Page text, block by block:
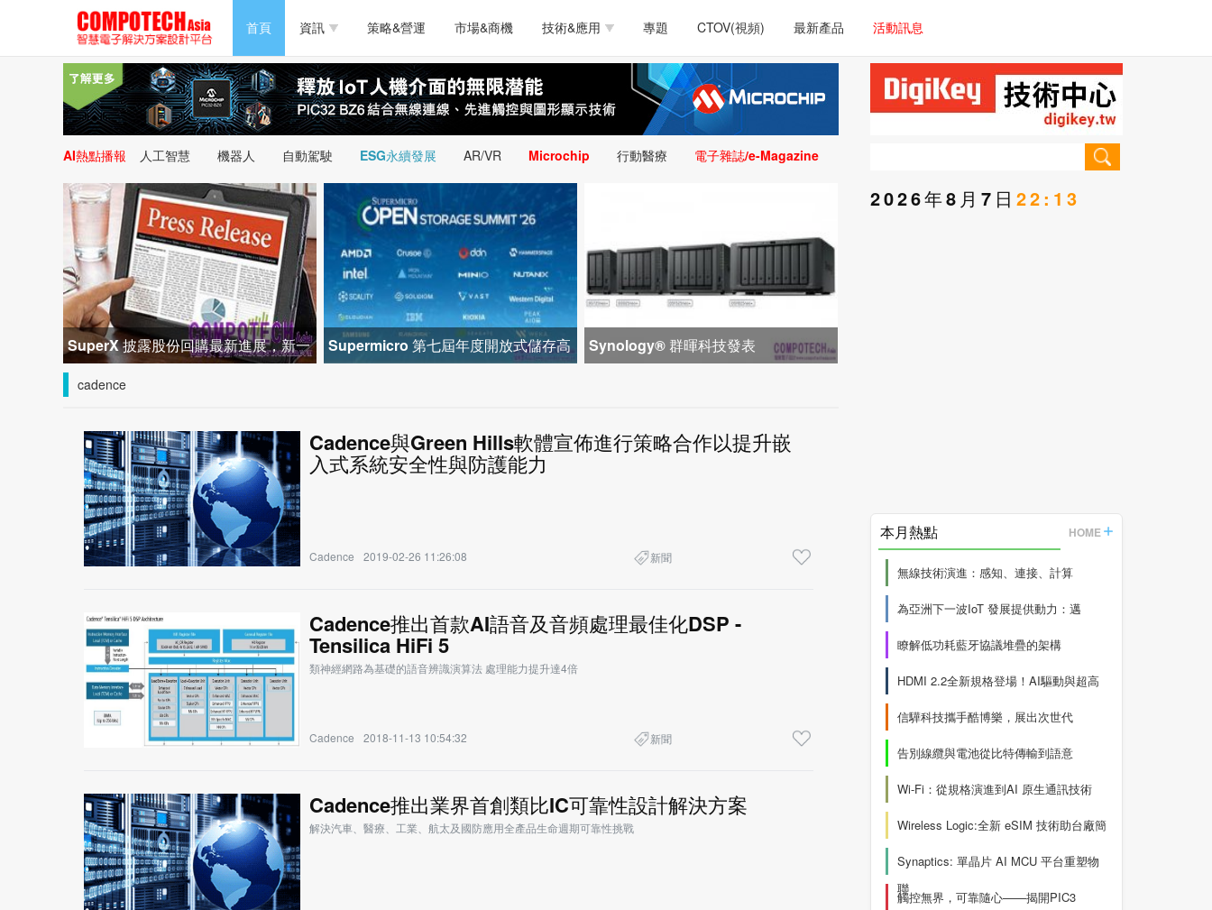
首頁 資訊
半導體/零組件 測試量測
PC/周邊 軟體/工具 醫療電子
新能源 人工智慧 安防監控
策略&營運 市場&商機 技術&應用
電源技術
醫療電子 通訊&網路
類比技術 LED/照明技術 微處理器/微控制器
嵌入技術
智慧型視覺影像/監
控技術
專題 CTOV(視頻) 最新產品 活動訊息
半導體/零組件 測試量測 通訊/網路
PC/周邊 軟體/工具 醫療電子
新能源 人工智慧 安防監控
智慧設計 汽車電子/車載系統
醫療電子 通訊&網路 介面技術
類比技術 LED/照明技術 微處理器/微控制器
嵌入技術 感測技術 量測儀器
智慧型視覺影像/監
AI熱點播報 人工智慧 機器人 自動駕駛 ESG永續發展 AR/VR Microchip 行動醫療 電子雜誌/e-Magazine
SuperX 披露股份回購最新進展，新一
輪迴購落地堅定長期價值成長
Supermicro 第七屆年度開放式儲存高
Synology® 群暉科技發表
cadence
Cadence與Green Hills軟體宣佈進行策略合作以提升嵌
入式系統安全性與防護能力
Cadence 2019-02-26 11:26:08 新聞
Cadence推出首款AI語音及音頻處理最佳化DSP -
Tensilica HiFi 5
類神經網路為基礎的語音辨識演算法 處理能力提升達4倍
Cadence 2018-11-13 10:54:32 新聞
Cadence推出業界首創類比IC可靠性設計解決方案
解決汽車、醫療、工業、航太及國防應用全產品生命週期可靠性挑戰
2026年8月7日 22:13
本月熱點 HOME
無線技術演進：感知、連接、計算
為亞洲下一波IoT 發展提供動力：邁
瞭解低功耗藍牙協議堆疊的架構
HDMI 2.2全新規格登場！AI驅動與超高
信驊科技攜手酷博樂，展出次世代
告別線纜與電池從比特傳輸到語意
Wi-Fi：從規格演進到AI 原生通訊技術
Wireless Logic:全新 eSIM 技術助台廠簡
Synaptics: 單晶片 AI MCU 平台重塑物
聯
觸控無界，可靠隨心——揭開PIC3